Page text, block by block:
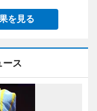
を見る
ース